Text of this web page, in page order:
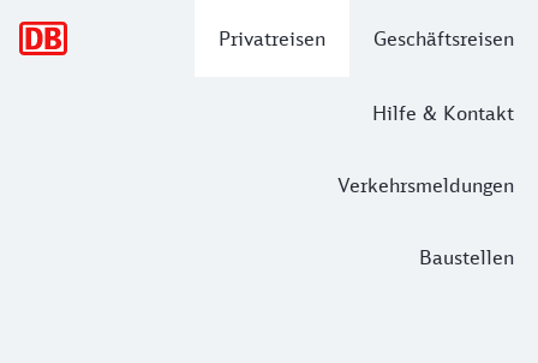
Privatreisen Geschäftsreisen
Hilfe & Kontakt
Verkehrsmeldungen
Baustellen